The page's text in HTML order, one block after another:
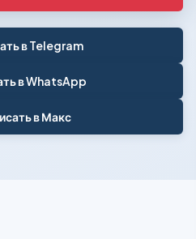
в Telegram
в WhatsApp
в Макс